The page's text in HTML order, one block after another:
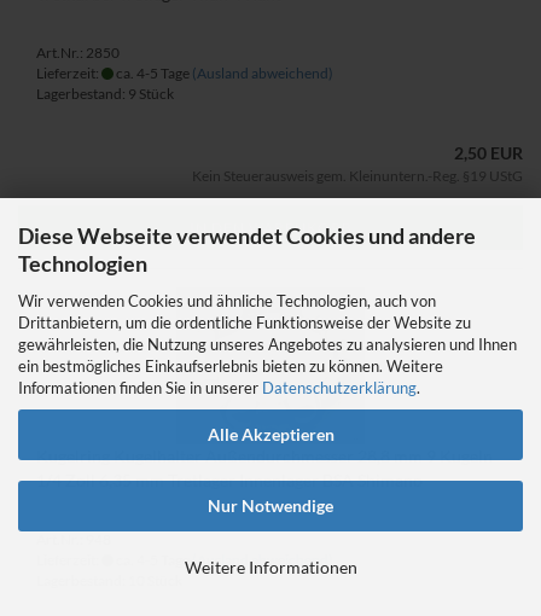
Diese Webseite verwendet Cookies und andere
Technologien
Wir verwenden Cookies und ähnliche Technologien, auch von
Drittanbietern, um die ordentliche Funktionsweise der Website zu
gewährleisten, die Nutzung unseres Angebotes zu analysieren und Ihnen
ein bestmögliches Einkaufserlebnis bieten zu können. Weitere
Informationen finden Sie in unserer Datenschutzerklärung.
Alle Akzeptieren
Nur Notwendige
Weitere Informationen
Art.Nr.: 2850
Lieferzeit:
ca. 4-5 Tage (Ausland abweichend)
Lagerbestand: 9 Stück
2,50 EUR
Kein Steuerausweis gem. Kleinuntern.-Reg. §19 UStG
IN DEN WARENKORB
Kugelring Kugelhalter Außendurchmesser 28,8 mm 9 Kugeln
1/4 Zoll 6,35 mm Tretlager Innenlager BSA Shimano
ca. 4-5 Tage (Ausland abweichend)